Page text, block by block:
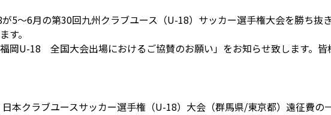
5～6月の第30回九州クラブユース（U-18）サッカー選手権大会を勝ち抜
す。
岡U-18 全国大会出場におけるご協賛のお願い」をお知らせ致します。
本クラブユースサッカー選手権（U-18）大会（群馬県/東京都）遠征費の